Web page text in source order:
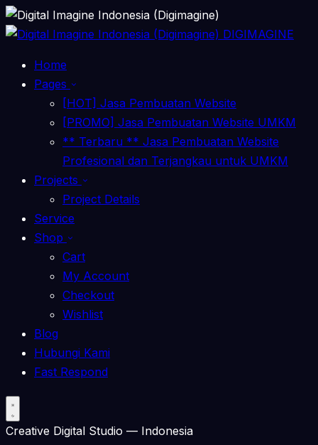
DIGIMAGINE
Home
Pages
[HOT] Jasa Pembuatan Website
[PROMO] Jasa Pembuatan Website UMKM
** Terbaru ** Jasa Pembuatan Website
Profesional dan Terjangkau untuk UMKM
Projects
Project Details
Service
Shop
Cart
My Account
Checkout
Wishlist
Blog
Hubungi Kami
Fast Respond
Creative Digital Studio — Indonesia